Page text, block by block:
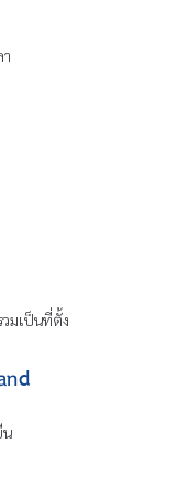
มเป็นที่ตั้ง
น